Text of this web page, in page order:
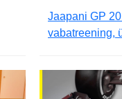
Jaapani GP
vabatreening,